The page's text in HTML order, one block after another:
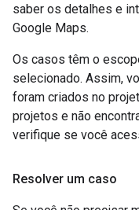
saber os detalhes e
Google Maps.
Os casos têm o
selecionado. Assim,
foram criados no
projetos e não
verifique se você
Resolver um caso